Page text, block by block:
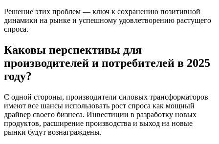
Решение этих проблем — ключ к сохранению позитивной
динамики на рынке и успешному удовлетворению растущего
спроса.
Каковы перспективы для
производителей и потребителей в 2025
году?
С одной стороны, производители силовых трансформаторов
имеют все шансы использовать рост спроса как мощный
драйвер своего бизнеса. Инвестиции в разработку новых
продуктов, расширение производства и выход на новые
рынки будут вознаграждены.